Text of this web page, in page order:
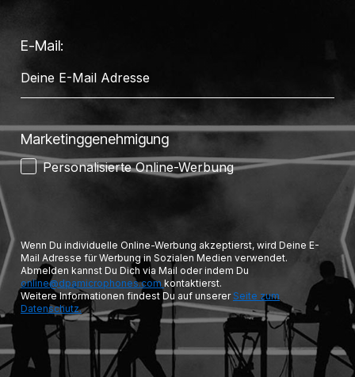
E-Mail:
Marketinggenehmigung
Personalisierte Online-Werbung
Wenn Du individuelle Online-Werbung akzeptierst, wird Deine E-
Mail Adresse für Werbung in Sozialen Medien verwendet.
Abmelden kannst Du Dich via Mail oder indem Du
online@dpamicrophones.com kontaktierst.
Weitere Informationen findest Du auf unserer Seite zum
Datenschutz.